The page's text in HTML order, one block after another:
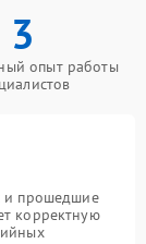
3
опыт работы
и прошедшие
корректную